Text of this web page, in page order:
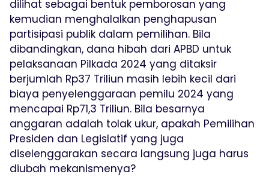
dilihat sebagai bentuk pemborosan yang
kemudian menghalalkan penghapusan
partisipasi publik dalam pemilihan. Bila
dibandingkan, dana hibah dari APBD untuk
pelaksanaan Pilkada 2024 yang ditaksir
berjumlah Rp37 Triliun masih lebih kecil dari
biaya penyelenggaraan pemilu 2024 yang
mencapai Rp71,3 Triliun. Bila besarnya
anggaran adalah tolak ukur, apakah Pemilihan
Presiden dan Legislatif yang juga
diselenggarakan secara langsung juga harus
diubah mekanismenya?